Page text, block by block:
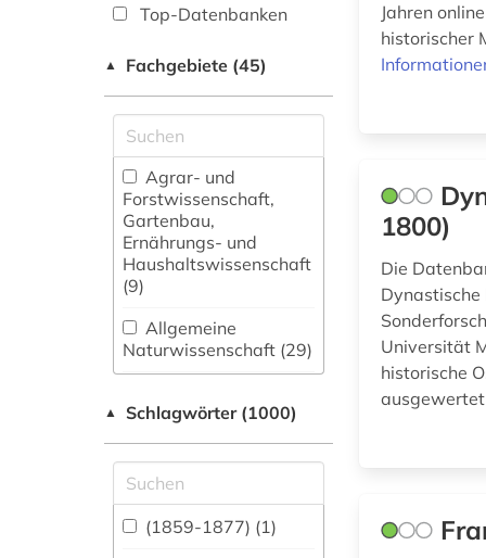
Top-Datenbanken
▲ Fachgebiete (45)
Agrar- und
Forstwissenschaft,
Gartenbau,
Ernährungs- und
Haushaltswissenschaft
(9)
Allgemeine
Naturwissenschaft (29)
fachübergreifende
Allgemeine und
vergleichende Sprach-
und
Literaturwissenschaft.
▲ Schlagwörter (1000)
(1859-1877) (1)
Jahren
historischer
1800)
Die
Dynastische
Universität
historische